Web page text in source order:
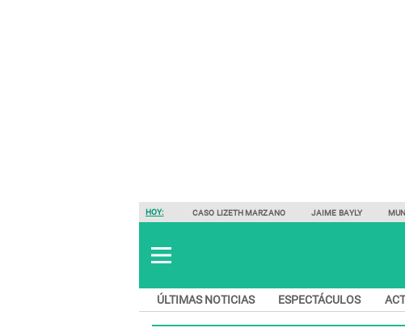
HOY: CASO LIZETH MARZANO JAIME BAYLY
ÚLTIMAS NOTICIAS ESPECTÁCULOS